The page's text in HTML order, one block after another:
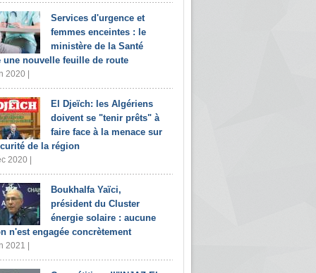
Services d'urgence et
femmes enceintes : le
ministère de la Santé
une nouvelle feuille de route
2020 |
El Djeïch: les Algériens
doivent se "tenir prêts" à
faire face à la menace sur
de la région
2020 |
Boukhalfa Yaïci,
président du Cluster
énergie solaire : aucune
n'est engagée concrètement
2021 |